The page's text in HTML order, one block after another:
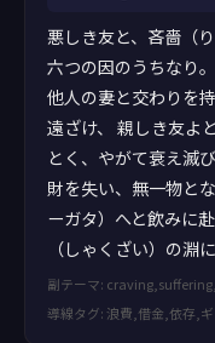
悪しき友と、吝嗇（
六つの因のうちなり
他人の妻と交わりを
遠ざけ、 親しき友よ
とく、やがて衰え滅
財を失い、無一物と
ーガタ）へと飲みに
（しゃくざい）の淵
副テーマ:
導線タグ: 浪費,借金,依存,